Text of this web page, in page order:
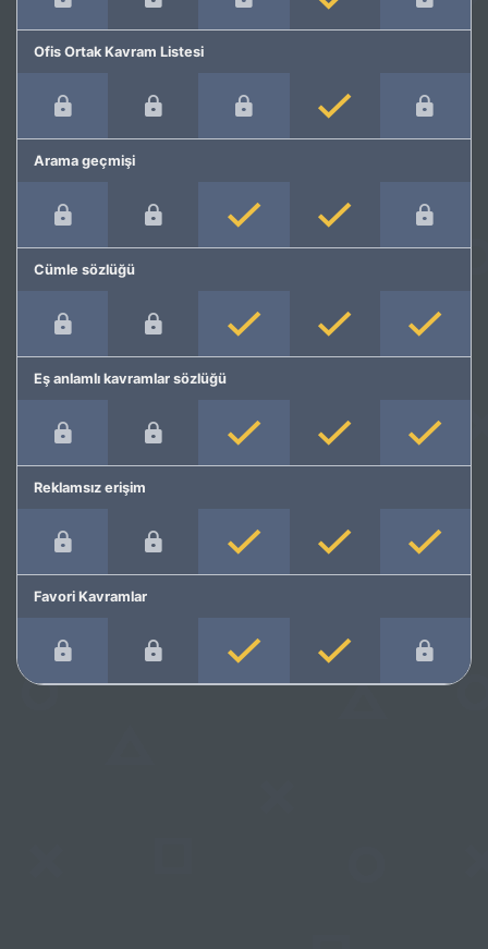
Ofis Ortak Kavram Listesi
Arama geçmişi
Cümle sözlüğü
Eş anlamlı kavramlar sözlüğü
Reklamsız erişim
Favori Kavramlar